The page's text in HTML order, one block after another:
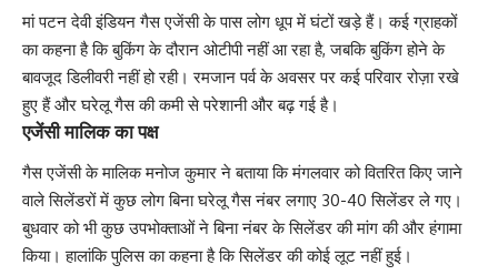
मां पटन देवी इंडियन गैस एजेंसी के पास लोग धूप में घंटों खड़े हैं। कई ग्राहकों
का कहना है कि बुकिंग के दौरान ओटीपी नहीं आ रहा है, जबकि बुकिंग होने के
बावजूद डिलीवरी नहीं हो रही। रमजान पर्व के अवसर पर कई परिवार रोज़ा रखे
हुए हैं और घरेलू गैस की कमी से परेशानी और बढ़ गई है।
एजेंसी मालिक का पक्ष
गैस एजेंसी के मालिक मनोज कुमार ने बताया कि मंगलवार को वितरित किए जाने
वाले सिलेंडरों में कुछ लोग बिना घरेलू गैस नंबर लगाए 30-40 सिलेंडर ले गए।
बुधवार को भी कुछ उपभोक्ताओं ने बिना नंबर के सिलेंडर की मांग की और हंगामा
किया। हालांकि पुलिस का कहना है कि सिलेंडर की कोई लूट नहीं हुई।